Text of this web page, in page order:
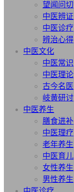
望闻问切
中医辨证
中医诊疗
辨治心得
中医文化
中医常识
中医理论
古今名医
岐黄研讨
中医养生
膳食进补
中医理疗
老年养生
中医育儿
女性养生
男性养生